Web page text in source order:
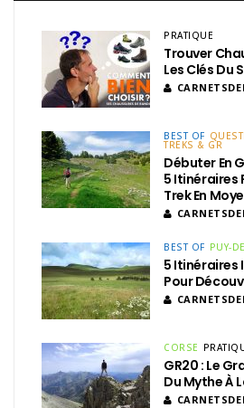
PRATIQUE
Trouver
Les Clés Du
BEST OF
TREKS & GR
Débuter En
5 Itinéraires
Trek En
BEST OF PUY-
5 Itinéraires
Pour
CORSE
GR20 : Le
Du Mythe À